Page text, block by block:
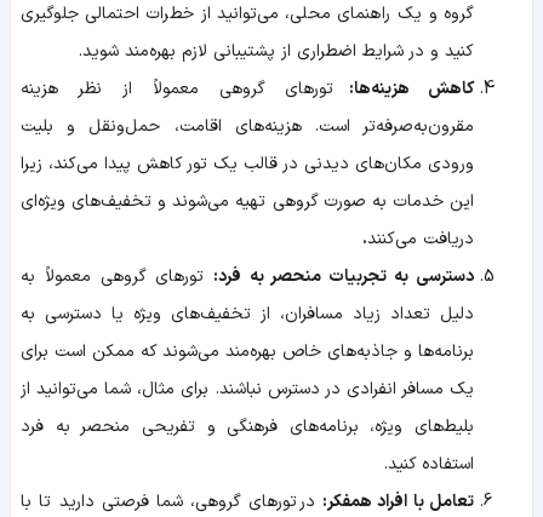
گروه و یک راهنمای محلی، می‌توانید از خطرات احتمالی جلوگیری
کنید و در شرایط اضطراری از پشتیبانی لازم بهره‌مند شوید.
کاهش هزینه‌ها: تورهای گروهی معمولاً از نظر هزینه
مقرون‌به‌صرفه‌تر است. هزینه‌های اقامت، حمل‌ونقل و بلیت
ورودی مکان‌های دیدنی در قالب یک تور کاهش پیدا می‌کند، زیرا
این خدمات به صورت گروهی تهیه می‌شوند و تخفیف‌های ویژه‌ای
دریافت می‌کنند.
دسترسی به تجربیات منحصر به فرد: تورهای گروهی معمولاً به
دلیل تعداد زیاد مسافران، از تخفیف‌های ویژه یا دسترسی به
برنامه‌ها و جاذبه‌های خاص بهره‌مند می‌شوند که ممکن است برای
یک مسافر انفرادی در دسترس نباشند. برای مثال، شما می‌توانید از
بلیط‌های ویژه، برنامه‌های فرهنگی و تفریحی منحصر به فرد
استفاده کنید.
تعامل با افراد همفکر: درتورهای گروهی، شما فرصتی دارید تا با